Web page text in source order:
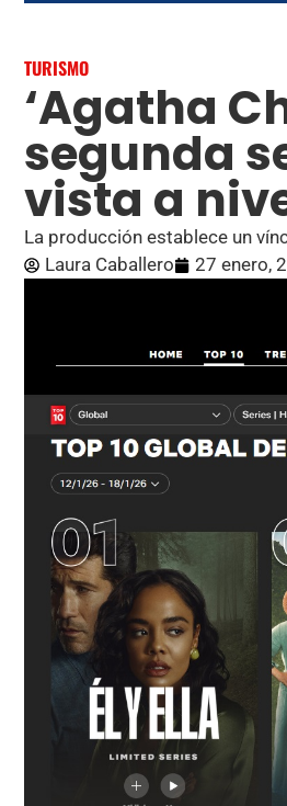
TURISMO
‘Agatha
segunda
vista a
La producción establece un
Laura Caballero
27 enero,